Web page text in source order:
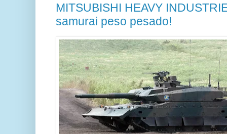
MITSUBISHI HEAVY
samurai peso pesado!